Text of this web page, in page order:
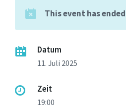
This event has ended
Datum
11. Juli 2025
Zeit
19:00